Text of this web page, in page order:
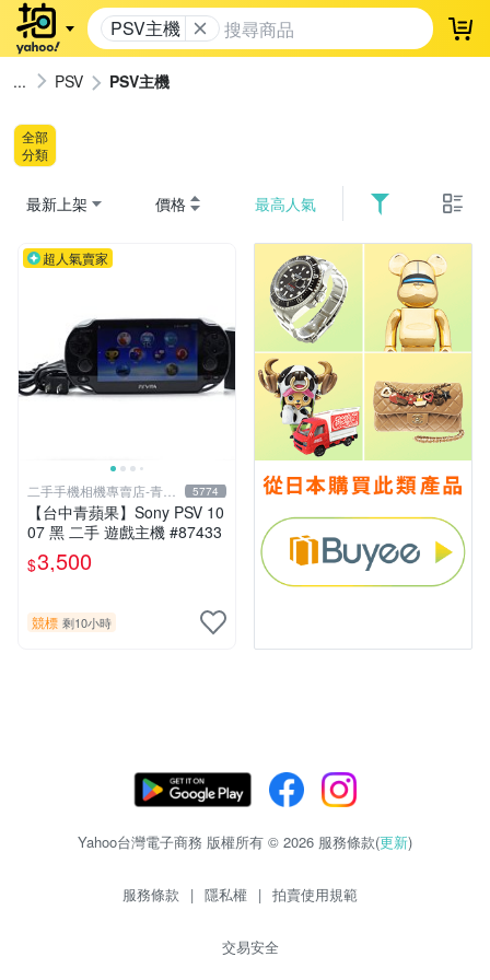
PSV主機 登
PSV PSV主機
全部
分類
最新上架 價格 最高人氣
超人氣賣家
二手手機相機專賣店-青蘋
果3c
5774
【台中青蘋果】Sony PSV 10
07 黑 二手 遊戲主機 #87433
$3,500
競標 剩10小時
Yahoo台灣電子商務 版權所有 © 2026 服務條款(更新)
服務條款 | 隱私權 | 拍賣使用規範
交易安全